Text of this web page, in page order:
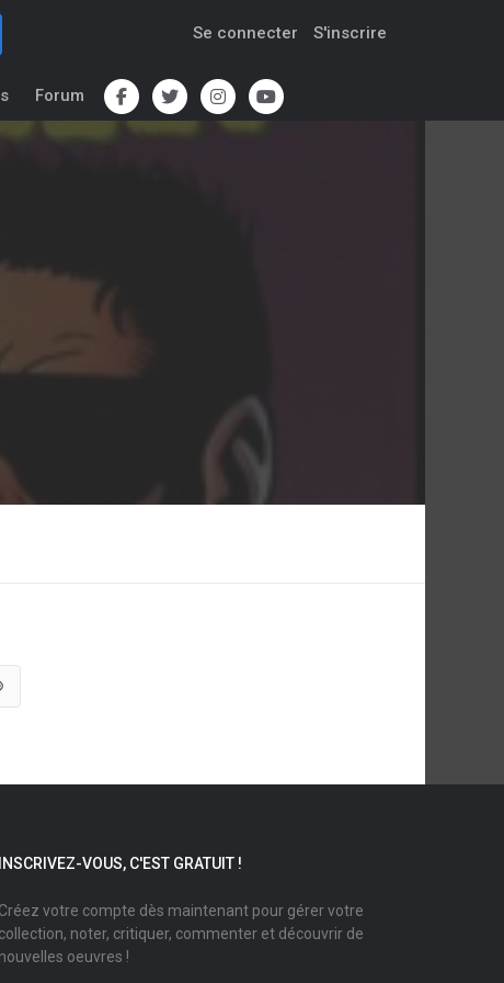
Se connecter S'inscrire
Forum
INSCRIVEZ-VOUS, C'EST GRATUIT !
Créez votre compte dès maintenant pour gérer votre
collection, noter, critiquer, commenter et découvrir de
nouvelles oeuvres !